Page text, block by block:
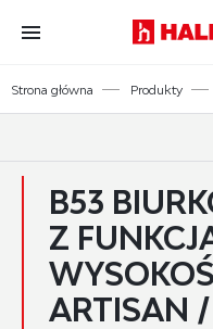
Przejdź do treści.
Przejdź do menu.
Przejdź do wyszukiwarki.
Strona główna Produkty
B53
Z
ARTISAN